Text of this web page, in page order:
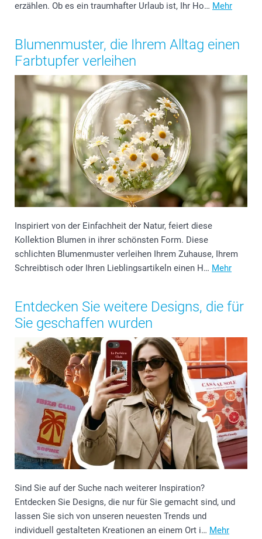
erzählen. Ob es ein traumhafter Urlaub ist, Ihr Ho… Mehr
Blumenmuster, die Ihrem Alltag einen
Farbtupfer verleihen
Inspiriert von der Einfachheit der Natur, feiert diese
Kollektion Blumen in ihrer schönsten Form. Diese
schlichten Blumenmuster verleihen Ihrem Zuhause, Ihrem
Schreibtisch oder Ihren Lieblingsartikeln einen H… Mehr
Entdecken Sie weitere Designs, die für
Sie geschaffen wurden
Sind Sie auf der Suche nach weiterer Inspiration?
Entdecken Sie Designs, die nur für Sie gemacht sind, und
lassen Sie sich von unseren neuesten Trends und
individuell gestalteten Kreationen an einem Ort i… Mehr